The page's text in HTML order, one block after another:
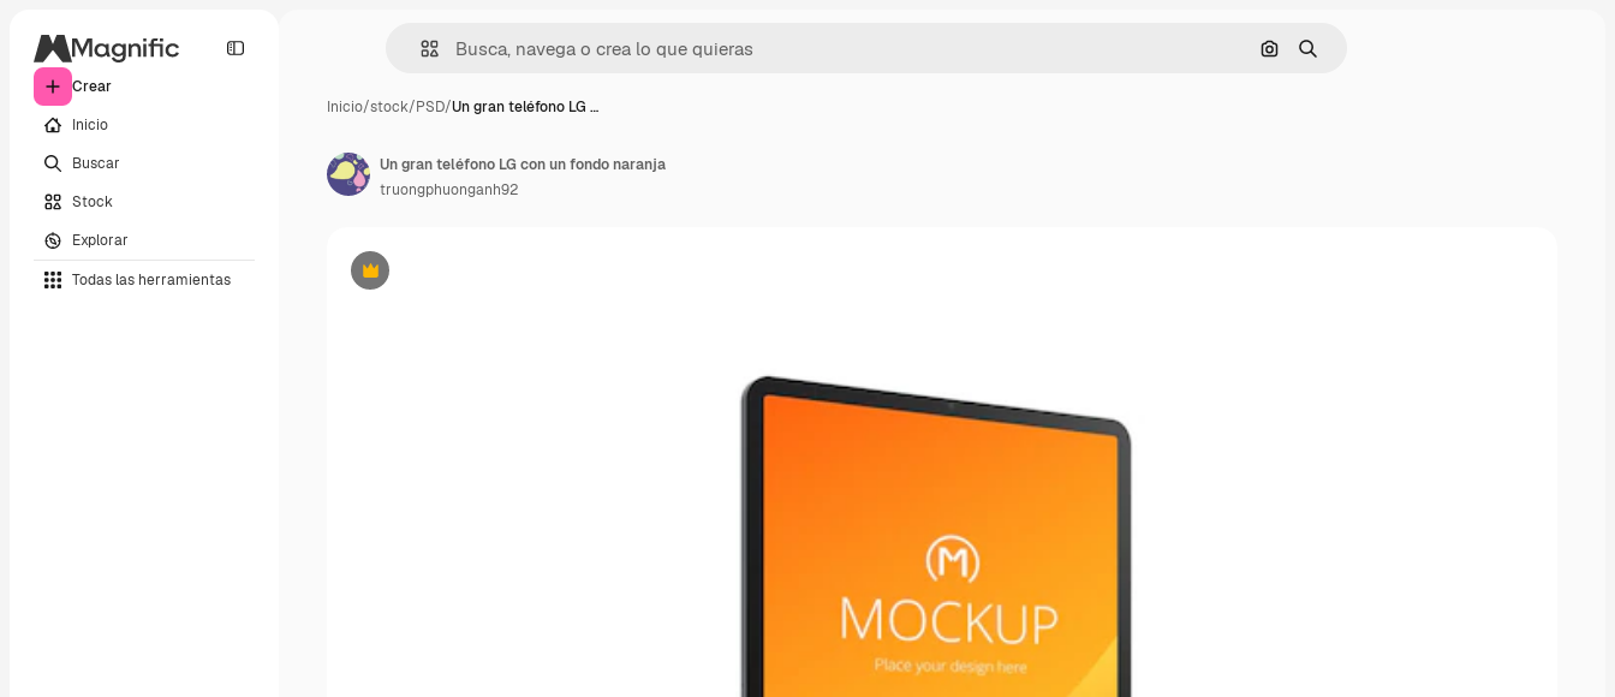
Crear
Inicio
Buscar
Stock
Explorar
Todas las herramientas
Buscar por imagen
Buscar
Inicio/stock/PSD/Un gran teléfono LG …
Premium
Un gran teléfono LG con un fondo naranja
truongphuonganh92